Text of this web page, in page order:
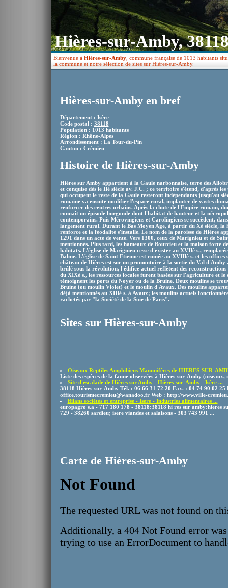
Hières-sur-Amby,
Bienvenue à Hières-sur-Amby , commune française de 1013 habitants
la commune et notre sélection de sites sur Hières-sur-Amby.
Hières-sur-Amby en bref
Département : Isère
Code postal : 38118
Population : 1013 habitants
Région : Rhône-Alpes
Arrondissement : La Tour-du-Pin
Canton : Crémieu
Histoire de Hières-sur-Amby
Hières sur Amby appartient à la Gaule narbonnaise, terre des
et conquise dès le IIè siècle av. J.C. ; ce territoire s'étend, d'après les
qui occupent le reste de la Gaule resteront indépendants jusqu'au
romaine va ensuite modifier l'espace rural, implanter de vastes
renforcer des centres urbains. Après la chute de l'Empire romain,
connaît un épisode burgonde dont l'habitat de hauteur et la
contemporains. Puis Mérovingiens et Carolingiens se succèdent,
largement rural. Durant le Bas Moyen Age, à partir du Xè siècle, la
renforce et la féodalité s'installe. Le nom de la paroisse de Hières
1291 dans un acte de vente. Vers 1300, ceux de Marignieu et de
mentionnés. Plus tard, les hameaux de Bourcieu et la maison forte
habitats. L'église de Marignieu cesse d'exister au XVIIè s.,
Balme. L'église de Saint Etienne est ruinée au XVIIIè s. et les offices
château de Hières est sur un promontoire à la sortie du Val
brûlé sous la révolution, l'édifice actuel reflètent des
du XIXè s., les ressources locales furent basées sur l'agriculture et le
témoignent les ports du Noyer ou de la Bruine. Deux moulins se
Bruine (ou moulin Violet) et le moulin d'Avaux. Des moulins
déjà mentionnés au XIIIè s. à Avaux; les moulins actuels
rachetés par "la Société de la Soie de Paris".
Sites sur Hières-sur-Amby
Oiseaux Reptiles Amphibiens Mammifères de HIERES-SUR-
Liste des espèces de la faune observées à Hières-sur-Amby
Site d'escalade de Hières sur Amby - Hières-sur-Amby - Isère ...
38118 Hières-sur-Amby Tél. : 06 66 31 72 20 Fax. : 04 74 90 02 25
office.tourismecremieu@wanadoo.fr Web : http://www.ville-
Bilans sociétés et entreprise - Isere - Industries alimentaires ...
europagro s.a - 717 180 178 - 38118:38118 hi res sur amby:hieres
729 - 38260 sardieu; isere viandes et salaisons - 303 743 991 ...
Carte de Hières-sur-Amby